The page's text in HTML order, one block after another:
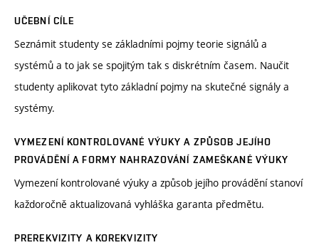
UČEBNÍ CÍLE
Seznámit studenty se základními pojmy teorie signálů a
systémů a to jak se spojitým tak s diskrétním časem. Naučit
studenty aplikovat tyto základní pojmy na skutečné signály a
systémy.
VYMEZENÍ KONTROLOVANÉ VÝUKY A ZPŮSOB JEJÍHO
PROVÁDĚNÍ A FORMY NAHRAZOVÁNÍ ZAMEŠKANÉ VÝUKY
Vymezení kontrolované výuky a způsob jejího provádění stanoví
každoročně aktualizovaná vyhláška garanta předmětu.
PREREKVIZITY A KOREKVIZITY